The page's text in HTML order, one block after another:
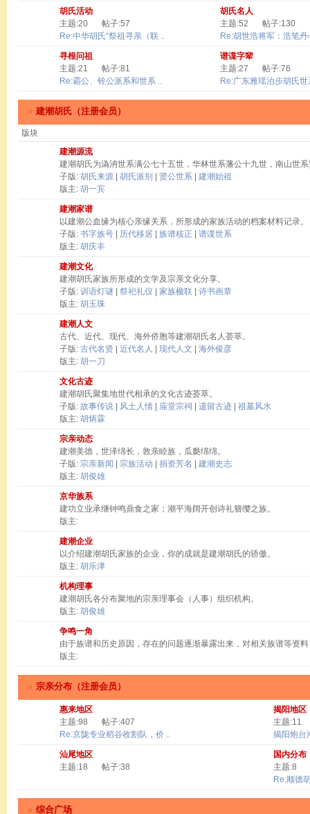
胡氏活动
主题:20
帖子:57
Re:中华胡氏“祭祖寻亲（联 ..
胡氏名人
主题:52
帖子:130
Re:胡世浩将军：浩笔丹
寻根问祖
主题:21
帖子:81
Re:霸公、铨公派系和世系 ..
谱谍字辈
主题:27
帖子:76
Re:广东雅瑶泊步胡氏世
» 建潮胡氏（注册会员）
版块
建潮源流
建潮胡氏为溈汭世系满公七十五世，华林世系藩公十九世，南山世
子版: 胡氏来源 胡氏派别 贤公世系
建潮始祖
版主: 胡一宾
建潮家谱
以建潮公血缘为核心亲缘关系，所形成的家族活动的档案材料记录。
子版: 书字族号 历代移居 族谱核正
谱谍世系
版主: 胡庆丰
建潮文化
建潮胡氏家族所形成的文学及宗亲文化分享。
子版: 训语灯谜 祭祀礼仪 家族楹联
诗书画章
版主: 胡玉珠
建潮人文
古代、近代、现代、海外侨胞等建潮胡氏名人荟萃。
子版: 古代名贤 近代名人 现代人文
海外俊彦
版主: 胡一刀
文化古迹
建潮胡氏聚集地世代相承的文化古迹荟萃。
子版: 故事传说 风土人情 庙堂宗祠 遗留古迹
祖墓风水
版主: 胡炳霖
宗亲动态
建潮美德，世泽绵长，敦亲睦族，瓜瓞绵绵。
子版: 宗亲新闻 宗族活动 捐资芳名
建潮史志
版主: 胡俊雄
京华族系
建功立业承继钟鸣鼎食之家；潮平海阔开创诗礼簪缨之族。
版主:
建潮企业
以介绍建潮胡氏家族的企业，你的成就是建潮胡氏的骄傲。
版主: 胡乐津
机构理事
建潮胡氏各分布聚地的宗亲理事会（人事）组织机构。
版主: 胡俊雄
争鸣一角
由于族谱和历史原因，存在的问题逐渐暴露出来，对相关族谱等资
版主:
» 宗亲分布（注册会员）
惠来地区
主题:98
帖子:407
Re:京陇专业稻谷收割队，价 ..
揭阳地区
主题:11
揭阳炮台
汕尾地区
主题:18
帖子:38
国内分布
主题:8
Re:顺德
» 综合广场